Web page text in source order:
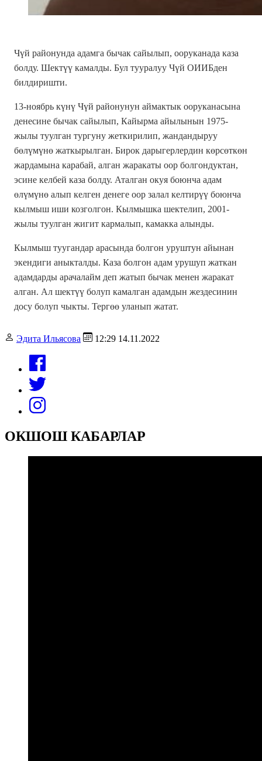
Чүй районунда адамга бычак сайылып, ооруканада каза
болду. Шектүү камалды. Бул тууралуу Чүй ОИИБден
билдиришти.
13-ноябрь күнү Чүй районунун аймактык ооруканасына
денесине бычак сайылып, Кайырма айылынын 1975-
жылы туулган тургуну жеткирилип, жандандыруу
бөлүмүнө жаткырылган. Бирок дарыгерлердин көрсөткөн
жардамына карабай, алган жаракаты оор болгондуктан,
эсине келбей каза болду. Аталган окуя боюнча адам
өлүмүнө алып келген денеге оор залал келтирүү боюнча
кылмыш иши козголгон. Кылмышка шектелип, 2001-
жылы туулган жигит кармалып, камакка алынды.
Кылмыш туугандар арасында болгон уруштун айынан
экендиги аныкталды. Каза болгон адам урушуп жаткан
адамдарды арачалайм деп жатып бычак менен жаракат
алган. Ал шектүү болуп камалган адамдын жездесинин
досу болуп чыкты. Тергөө уланып жатат.
Эдита Ильясова 12:29 14.11.2022
ОКШОШ КАБАРЛАР